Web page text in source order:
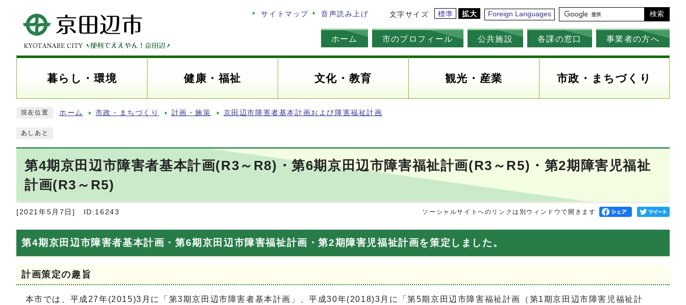
サイトマップ 音声読み上げ 文字サイズ 標準 拡大 Foreign Languages 検索
ホーム 市のプロフィール 公共施設 各課の窓口 事業者の方へ
暮らし・環境 健康・福祉 文化・教育 観光・産業 市政・まちづくり
現在位置 ホーム 市政・まちづくり 計画・施策 京田辺市障害者基本計画および障害福祉計画
あしあと
第4期京田辺市障害者基本計画(R3～R8)・第6期京田辺市障害福祉計画(R3～R5)・第2期障害児福祉
計画(R3～R5)
[2021年5月7日] ID:16243 ソーシャルサイトへのリンクは別ウィンドウで開きます
第4期京田辺市障害者基本計画・第6期京田辺市障害福祉計画・第2期障害児福祉計画を策定しました。
計画策定の趣旨
本市では、平成27年(2015)3月に「第3期京田辺市障害者基本計画」、平成30年(2018)3月に「第5期京田辺市障害福祉計画（第1期京田辺市障害児福祉計